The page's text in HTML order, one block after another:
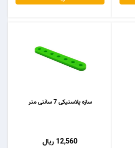
سازه پلاستیکی 7 سانتی متر
12,560 ریال